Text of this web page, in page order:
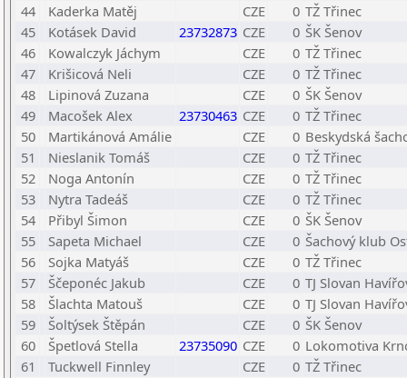
44
Kaderka Matěj CZE 0 TŽ Třinec
45
Kotásek David 23732873 CZE 0 ŠK Šenov
46
Kowalczyk Jáchym CZE 0 TŽ Třinec
47
Krišicová Neli CZE 0 TŽ Třinec
48
Lipinová Zuzana CZE 0 ŠK Šenov
49
Macošek Alex 23730463 CZE 0 TŽ Třinec
50
Martikánová Amálie CZE 0 Beskydská
51
Nieslanik Tomáš CZE 0 TŽ Třinec
52
Noga Antonín CZE 0 TŽ Třinec
53
Nytra Tadeáš CZE 0 TŽ Třinec
54
Přibyl Šimon CZE 0 ŠK Šenov
55
Sapeta Michael CZE 0 Šachový klub
56
Sojka Matyáš CZE 0 TŽ Třinec
57
Ščeponéc Jakub CZE 0 TJ Slovan
58
Šlachta Matouš CZE 0 TJ Slovan
59
Šoltýsek Štěpán CZE 0 ŠK Šenov
60
Špetlová Stella 23735090 CZE 0 Lokomotiva
61
Tuckwell Finnley CZE 0 TŽ Třinec